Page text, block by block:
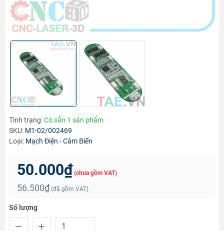
Tình trạng:Có sẵn 1 sản phẩm
SKU: M1-02/002469
Loại: Mạch Điện - Cảm Biến
50.000₫ (chưa gồm VAT)
56.500₫ (đã gồm VAT)
Số lượng